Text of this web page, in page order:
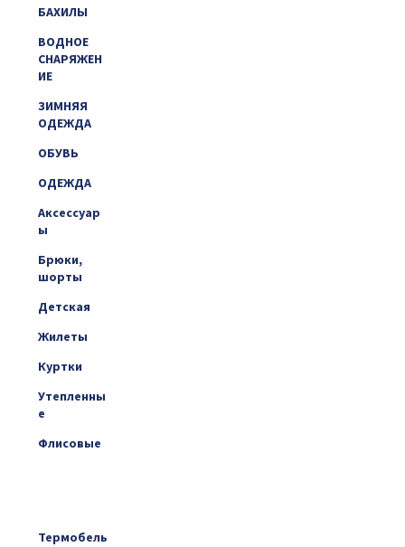
БАХИЛЫ
ВОДНОЕ
СНАРЯЖЕН
ИЕ
ЗИМНЯЯ
ОДЕЖДА
ОБУВЬ
ОДЕЖДА
Аксессуар
ы
Брюки,
шорты
Детская
Жилеты
Куртки
Утепленны
е
Флисовые
Термобель